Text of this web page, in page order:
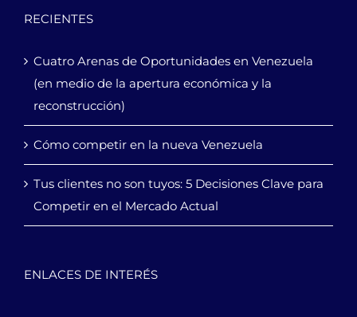
RECIENTES
Cuatro Arenas de Oportunidades en Venezuela
(en medio de la apertura económica y la
reconstrucción)
Cómo competir en la nueva Venezuela
Tus clientes no son tuyos: 5 Decisiones Clave para
Competir en el Mercado Actual
ENLACES DE INTERÉS